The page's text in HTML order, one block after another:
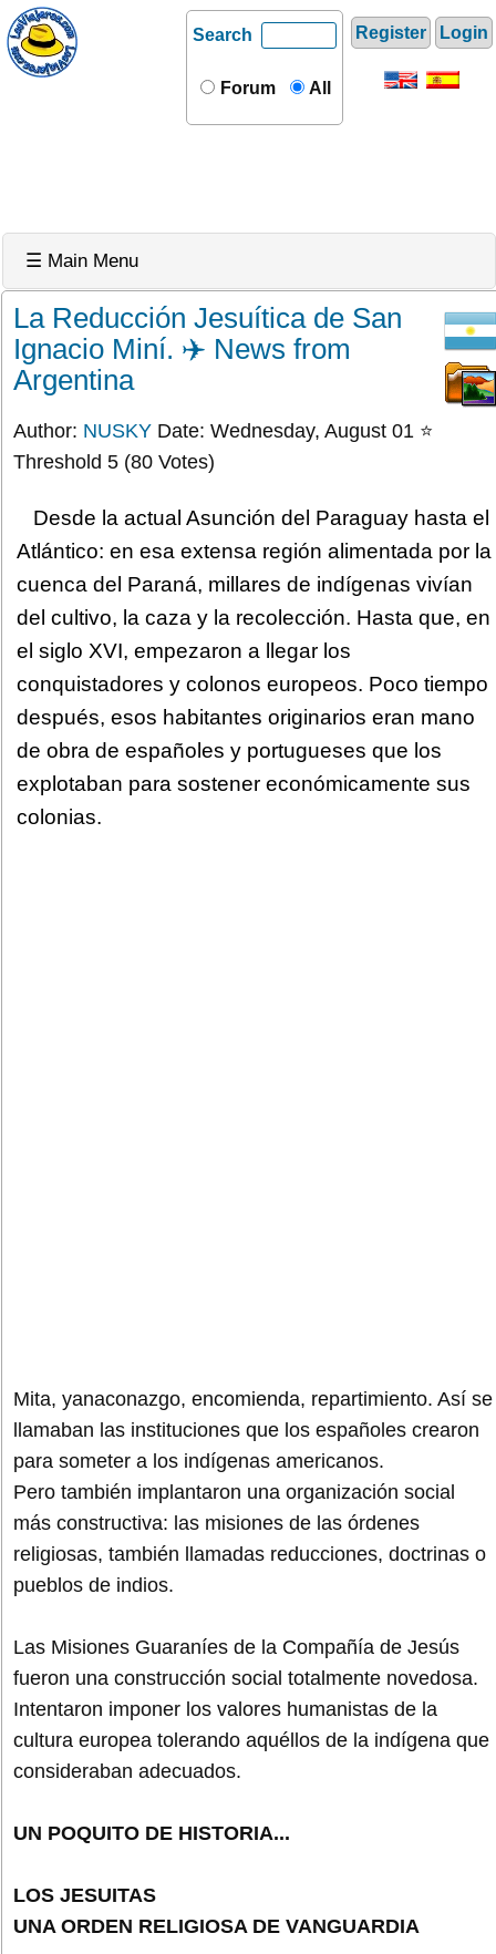
Register Login
Search
Forum All
☰ Main Menu
La Reducción Jesuítica de San
Ignacio Miní. ✈️ News from
Argentina
Author: NUSKY Date: Wednesday, August 01 ⭐
Threshold 5 (80 Votes)
Desde la actual Asunción del Paraguay hasta el
Atlántico: en esa extensa región alimentada por la
cuenca del Paraná, millares de indígenas vivían
del cultivo, la caza y la recolección. Hasta que, en
el siglo XVI, empezaron a llegar los
conquistadores y colonos europeos. Poco tiempo
después, esos habitantes originarios eran mano
de obra de españoles y portugueses que los
explotaban para sostener económicamente sus
colonias.
Mita, yanaconazgo, encomienda, repartimiento. Así se
llamaban las instituciones que los españoles crearon
para someter a los indígenas americanos.
Pero también implantaron una organización social
más constructiva: las misiones de las órdenes
religiosas, también llamadas reducciones, doctrinas o
pueblos de indios.
Las Misiones Guaraníes de la Compañía de Jesús
fueron una construcción social totalmente novedosa.
Intentaron imponer los valores humanistas de la
cultura europea tolerando aquéllos de la indígena que
consideraban adecuados.
UN POQUITO DE HISTORIA...
LOS JESUITAS
UNA ORDEN RELIGIOSA DE VANGUARDIA